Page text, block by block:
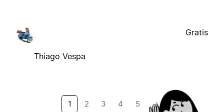
Thiago Vespa
Gratis
1 2 3 4 5 →